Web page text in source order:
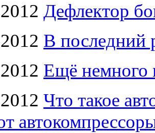
Дефлектор
В последний
Ещё немного
Что такое